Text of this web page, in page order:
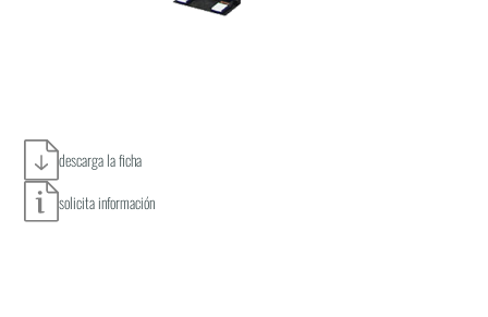
descarga la ficha
solicita información